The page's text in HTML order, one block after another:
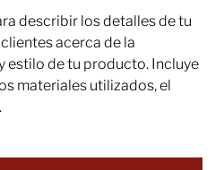
describir los detalles de tu
acerca de la
estilo de tu producto. Incluye
materiales utilizados, el